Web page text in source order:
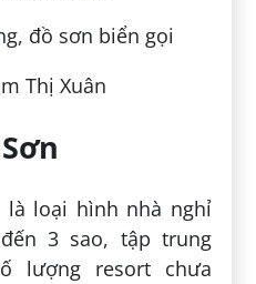
Thị Xuân
là loại hình nhà nghỉ
3 sao, tập trung
lượng resort chưa